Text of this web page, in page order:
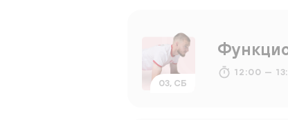
03, СБ
12:00 —